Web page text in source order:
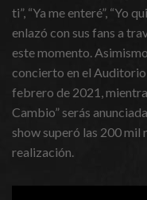
ti”, “Ya me enteré”, “Yo
enlazó con sus fans a
este momento.
concierto en el
febrero de 2021,
Cambio” serás
show superó las 200 mil
realización.